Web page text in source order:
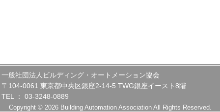
一般社団法人ビルディング・オートメーション協会
〒104-0061 東京都中央区銀座2-14-5 TWG銀座イースト8階
TEL ： 03-3248-0889
Copyright © 2026 Building Automation Association All Rights Reserved.